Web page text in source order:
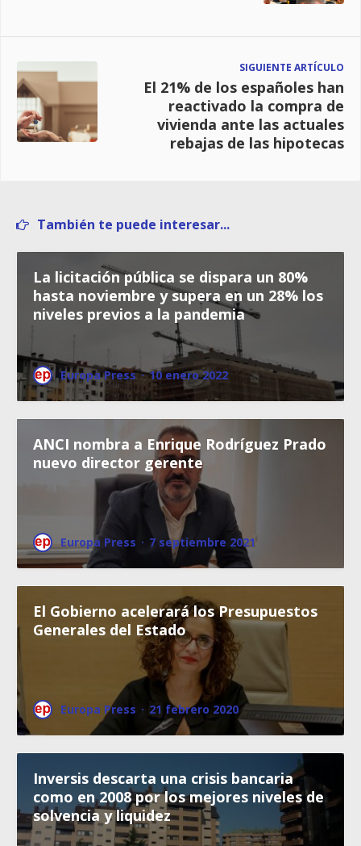
SIGUIENTE ARTÍCULO
El 21% de los españoles han
reactivado la compra de
vivienda ante las actuales
rebajas de las hipotecas
También te puede interesar...
La licitación pública se dispara un 80%
hasta noviembre y supera en un 28% los
niveles previos a la pandemia
Europa Press · 10 enero 2022
ANCI nombra a Enrique Rodríguez Prado
nuevo director gerente
Europa Press · 7 septiembre 2021
El Gobierno acelerará los Presupuestos
Generales del Estado
Europa Press · 21 febrero 2020
Inversis descarta una crisis bancaria
como en 2008 por los mejores niveles de
solvencia y liquidez